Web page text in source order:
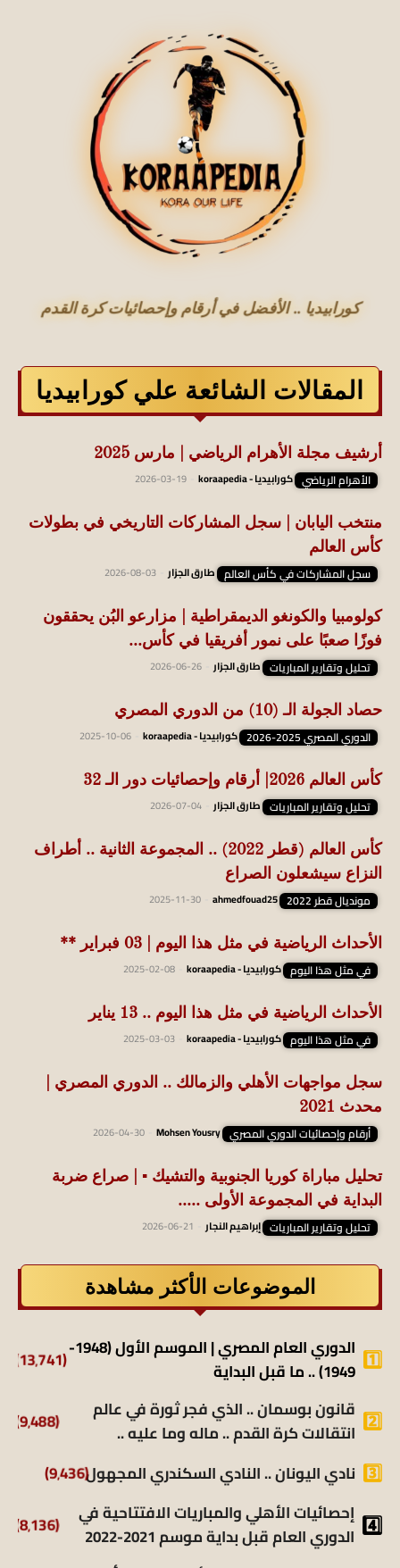
كورابيديا .. الأفضل في أرقام وإحصائيات كرة القدم
المقالات الشائعة علي كورابيديا
أرشيف مجلة الأهرام الرياضي | مارس 2025
الأهرام الرياضي كورابيديا - koraapedia 2026-03-19
منتخب اليابان | سجل المشاركات التاريخي في بطولات
كأس العالم
سجل المشاركات في كأس العالم طارق الجزار 2026-08-03
كولومبيا والكونغو الديمقراطية | مزارعو البُن يحققون
فوزًا صعبًا على نمور أفريقيا في كأس...
تحليل وتقارير المباريات طارق الجزار 2026-06-26
حصاد الجولة الـ (10) من الدوري المصري
الدوري المصري 2025-2026 كورابيديا - koraapedia 2025-10-06
كأس العالم 2026| أرقام وإحصائيات دور الـ 32
تحليل وتقارير المباريات طارق الجزار 2026-07-04
كأس العالم (قطر 2022) .. المجموعة الثانية .. أطراف
النزاع سيشعلون الصراع
مونديال قطر 2022 ahmedfouad25
2025-11-30
الأحداث الرياضية في مثل هذا اليوم | 03 فبراير **
في مثل هذا اليوم كورابيديا - koraapedia 2025-02-08
الأحداث الرياضية في مثل هذا اليوم .. 13 يناير
في مثل هذا اليوم كورابيديا - koraapedia 2025-03-03
سجل مواجهات الأهلي والزمالك .. الدوري المصري |
محدث 2021
أرقام وإحصائيات الدوري المصري Mohsen Yousry
2026-04-30
تحليل مباراة كوريا الجنوبية والتشيك ▪️ | صراع ضربة
البداية في المجموعة الأولى .....
تحليل وتقارير المباريات إبراهيم النجار 2026-06-21
الموضوعات الأكثر مشاهدة
الدوري العام المصري | الموسم الأول (1948-
1949) .. ما قبل البداية
(13٬741)
قانون بوسمان .. الذي فجر ثورة في عالم
انتقالات كرة القدم .. ماله وما عليه ..
(9٬488)
نادي اليونان .. النادي السكندري المجهول(9٬436)
إحصائيات الأهلي والمباريات الافتتاحية في
الدوري العام قبل بداية موسم 2021-2022
(8٬136)